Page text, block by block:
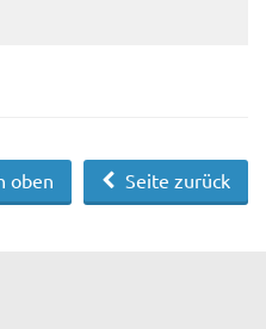
Seite zurück
oben